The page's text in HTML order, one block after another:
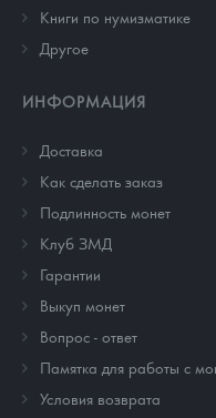
Книги по нумизматике
Другое
ИНФОРМАЦИЯ
Доставка
Как сделать заказ
Подлинность монет
Клуб ЗМД
Гарантии
Выкуп монет
Вопрос - ответ
Памятка для работы с
Условия возврата